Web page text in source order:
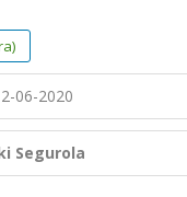
06-2020
Segurola